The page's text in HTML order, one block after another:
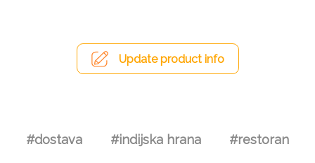
Update product info
#dostava #indijska hrana #restoran